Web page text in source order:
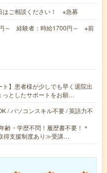
はご相談ください！ ※急募
～ 経験者：時給1700円～ ※前
ト】患者様が少しでも早く退院出
っとしたサポートをお願…
/ パソコンスキル不要 / 英語力不
齢・学歴不問！履歴書不要！＊
得支援制度あり≫受講…